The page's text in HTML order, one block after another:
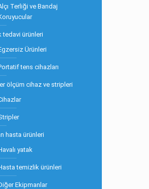
Terliği ve Bandaj
tedavi ürünleri
Ürünleri
tens cihazları
ölçüm cihaz ve stripleri
hasta ürünleri
yatak
temizlik ürünleri
Ekipmanlar